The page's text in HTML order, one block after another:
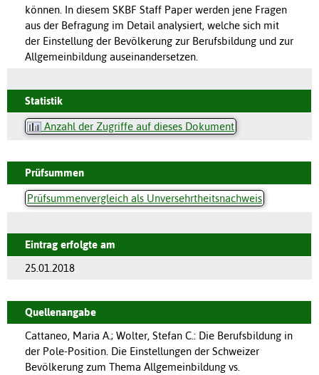
können. In diesem SKBF Staff Paper werden jene Fragen
aus der Befragung im Detail analysiert, welche sich mit
der Einstellung der Bevölkerung zur Berufsbildung und zur
Allgemeinbildung auseinandersetzen.
Statistik
Anzahl der Zugriffe auf dieses Dokument
Prüfsummen
Prüfsummenvergleich als Unversehrtheitsnachweis
Eintrag erfolgte am
25.01.2018
Quellenangabe
Cattaneo, Maria A.; Wolter, Stefan C.: Die Berufsbildung in
der Pole-Position. Die Einstellungen der Schweizer
Bevölkerung zum Thema Allgemeinbildung vs.